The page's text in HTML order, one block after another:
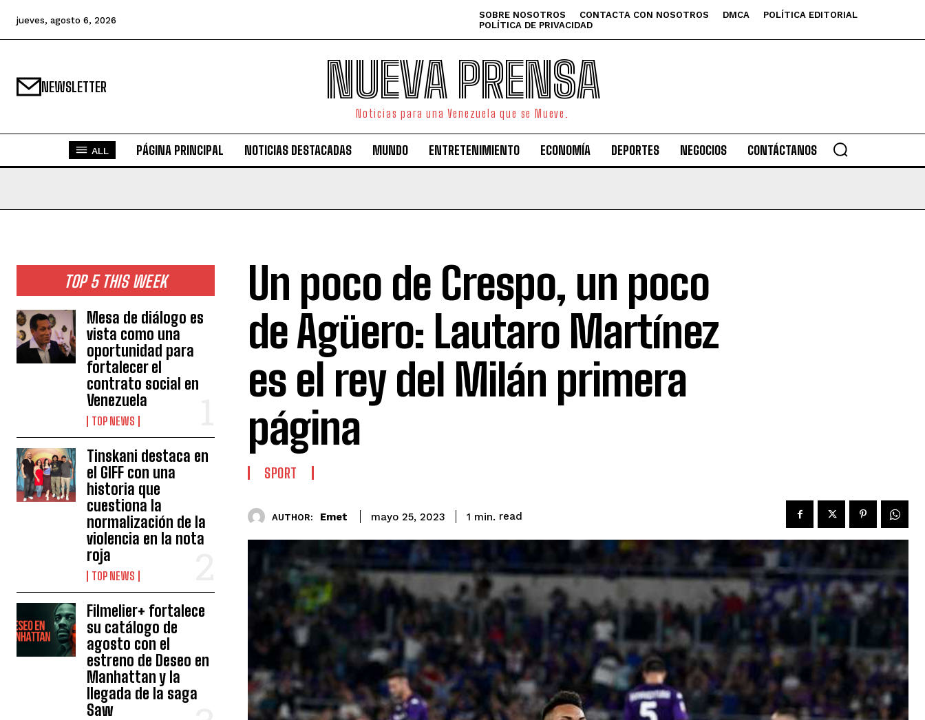
jueves, agosto 6, 2026 SOBRE NOSOTROS CONTACTA CON NOSOTROS DMCA
POLÍTICA EDITORIAL
POLÍTICA DE PRIVACIDAD
NEWSLETTER NUEVA PRENSA
Noticias para una Venezuela que se Mueve.
ALL PÁGINA PRINCIPAL NOTICIAS DESTACADAS MUNDO ENTRETENIMIENTO ECONOMÍA DEPORTES NEGOCIOS CONTÁCTANOS
TOP 5 THIS WEEK
Mesa de diálogo es
vista como una
oportunidad para
fortalecer el
contrato social en
Venezuela
TOP NEWS
Tinskani destaca en
el GIFF con una
historia que
cuestiona la
normalización de la
violencia en la nota
roja
TOP NEWS
Filmelier+ fortalece
su catálogo de
agosto con el
estreno de Deseo en
Manhattan y la
llegada de la saga
Saw
Un poco de Crespo, un poco
de Agüero: Lautaro Martínez
es el rey del Milán primera
página
SPORT
AUTHOR: Emet mayo 25, 2023 1 min. read